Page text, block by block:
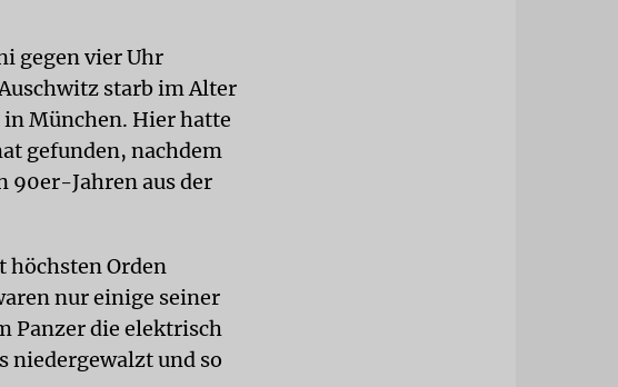
gegen vier Uhr
starb im Alter
München. Hier hatte
gefunden, nachdem
90er-Jahren aus der
höchsten Orden
nur einige seiner
Panzer die elektrisch
niedergewalzt und so